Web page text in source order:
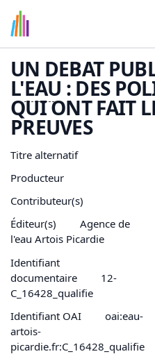
UN DEBAT
L'EAU : DES
QUI ONT FAIT
PREUVES
Titre alternatif
Producteur
Contributeur(s)
Éditeur(s)
Agence de
l'eau Artois Picardie
Identifiant
documentaire
12-
C_16428_qualifie
Identifiant OAI
oai:eau-
artois-
picardie.fr:C_16428_qualifie